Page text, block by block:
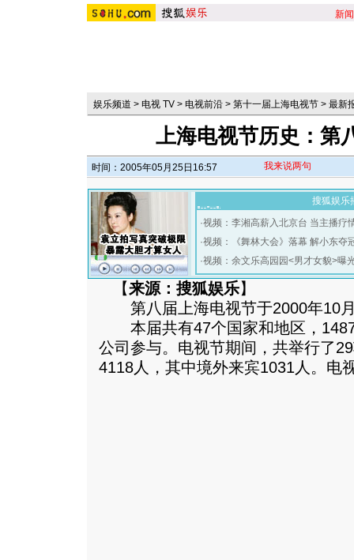
新闻
娱乐频道 > 电视 TV > 电视前沿 > 第十一届上海电视节 > 最新
上海电视节历史：第
时间：2005年05月25日16:57 我来说两句
搜狐娱乐
·视频：李湘高薪入北京台 当主播疗
·视频：《舞林大会》落幕 解小东夺
·视频：余文乐高园园<男才女貌>曝
【来源：搜狐娱乐】
第八届上海电视节于2000年10月
本届共有47个国家和地区，1487
公司参与。电视节期间，共举行了
4118人，其中境外来宾1031人。 电